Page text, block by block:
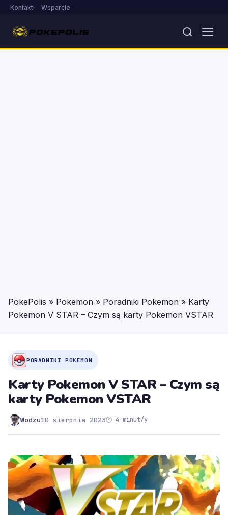
Kontakt Wsparcie
PokePolis » Pokemon » Poradniki Pokemon » Karty
Pokemon V STAR – Czym są karty Pokemon VSTAR
PORADNIKI POKEMON
Karty Pokemon V STAR – Czym są
karty Pokemon VSTAR
Wodzu10 sierpnia 2023🕐 4 minut/y